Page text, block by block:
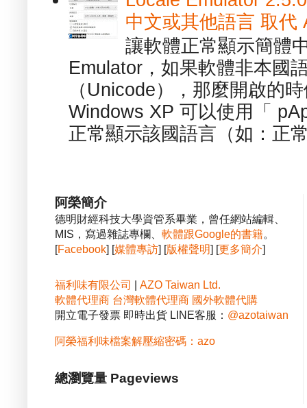
中文或其他語言 取代
讓軟體正常顯示簡體
Emulator，如果軟體非本國
（Unicode），那麼開啟的
Windows XP 可以使用「
正常顯示該國語言（如：正
阿榮簡介
德明財經科技大學資管系畢業，曾任網站編輯、
MIS，寫過雜誌專欄、 軟體跟Google的書籍。
[Facebook] [媒體專訪] [版權聲明] [更多簡介]
福利味有限公司
AZO Taiwan Ltd.
軟體代理商 台灣軟體代理商 國外軟體代購
開立電子發票 即時出貨 LINE客服： @azotaiwan
阿榮福利味檔案解壓縮密碼：azo
總瀏覽量 Pageviews